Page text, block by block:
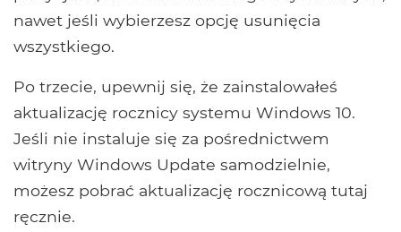
nawet jeśli wybierzesz opcję usunięcia
wszystkiego.
Po trzecie, upewnij się, że zainstalowałeś
aktualizację rocznicy systemu Windows 10.
Jeśli nie instaluje się za pośrednictwem
witryny Windows Update samodzielnie,
możesz pobrać aktualizację rocznicową tutaj
ręcznie.